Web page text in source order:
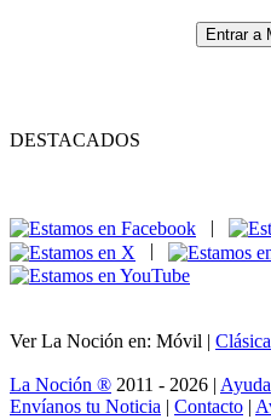
Entrar a
DESTACADOS
|
|
Ver La Noción en: Móvil | Clásica
La Noción ® 2011 - 2026 | Ayuda
Envíanos tu Noticia | Contacto |